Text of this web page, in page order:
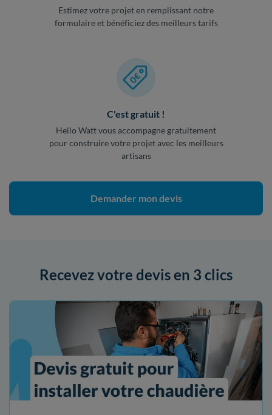
Estimez votre projet en remplissant notre
formulaire et bénéficiez des meilleurs tarifs
C'est gratuit !
Hello Watt vous accompagne gratuitement
pour construire votre projet avec les meilleurs
artisans
Demander mon devis
Recevez votre devis en 3 clics